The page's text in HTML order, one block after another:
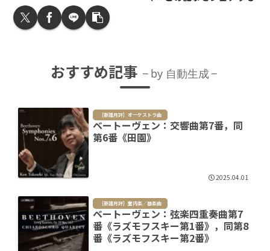
おすすめ記事 by 自動生成
［新譜月評］オーケストラ曲
ベートーヴェン：交響曲第7番，同
第6番《田園》
2025.04.01
［新譜月評］室内楽／器楽曲
ベートーヴェン：弦楽四重奏曲第7
番《ラズモフスキー第1番》，同第8
番《ラズモフスキー第2番》